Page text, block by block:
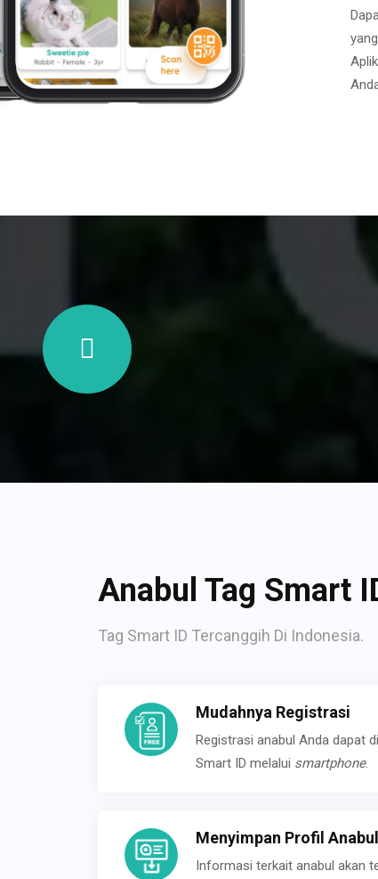
Anabul Tag Smart
Tag Smart ID Tercanggih Di Indonesia.
Mudahnya Registrasi
Registrasi anabul Anda dapat
Smart ID melalui smartphone.
Menyimpan Profil Anabul
Informasi terkait anabul akan